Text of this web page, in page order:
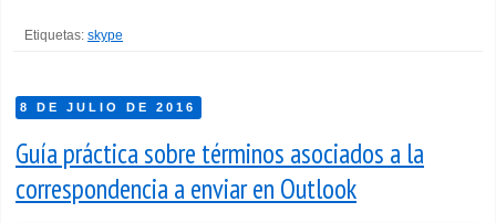
Etiquetas: skype
8 DE JULIO DE 2016
Guía práctica sobre términos asociados a la
correspondencia a enviar en Outlook